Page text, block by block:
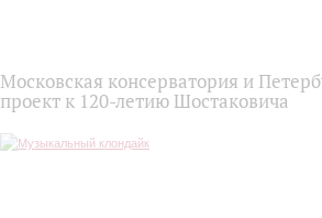
Московская консерватория и
проект к 120-летию Шостаковича